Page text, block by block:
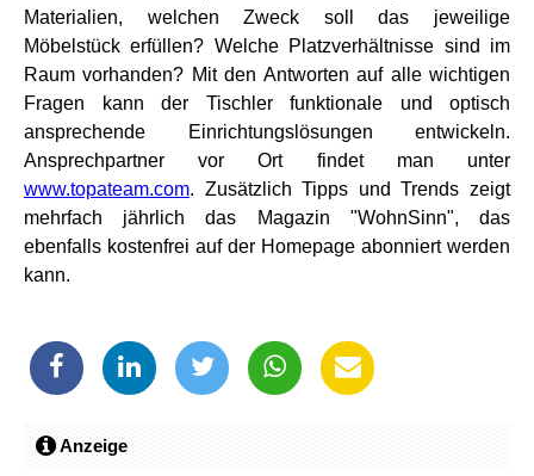
Materialien, welchen Zweck soll das jeweilige
Möbelstück erfüllen? Welche Platzverhältnisse sind im
Raum vorhanden? Mit den Antworten auf alle wichtigen
Fragen kann der Tischler funktionale und optisch
ansprechende Einrichtungslösungen entwickeln.
Ansprechpartner vor Ort findet man unter
www.topateam.com. Zusätzlich Tipps und Trends zeigt
mehrfach jährlich das Magazin "WohnSinn", das
ebenfalls kostenfrei auf der Homepage abonniert werden
kann.
Anzeige